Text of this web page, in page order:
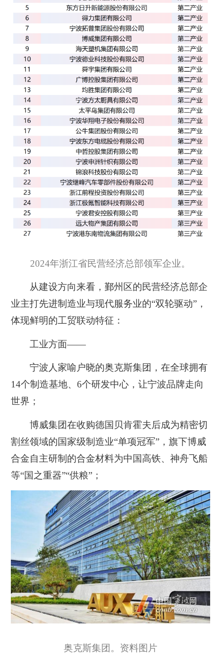
2024年浙江省民营经济总部领军企业。
从建设方向来看，鄞州区的民营经济总部企
业主打先进制造业与现代服务业的“双轮驱动”，
体现鲜明的工贸联动特征：
工业方面——
宁波人家喻户晓的奥克斯集团，在全球拥有
14个制造基地、6个研发中心，让宁波品牌走向
世界；
博威集团在收购德国贝肯霍夫后成为精密切
割丝领域的国家级制造业“单项冠军”，旗下博威
合金自主研制的合金材料为中国高铁、神舟飞船
等“国之重器”“供粮”；
奥克斯集团。资料图片